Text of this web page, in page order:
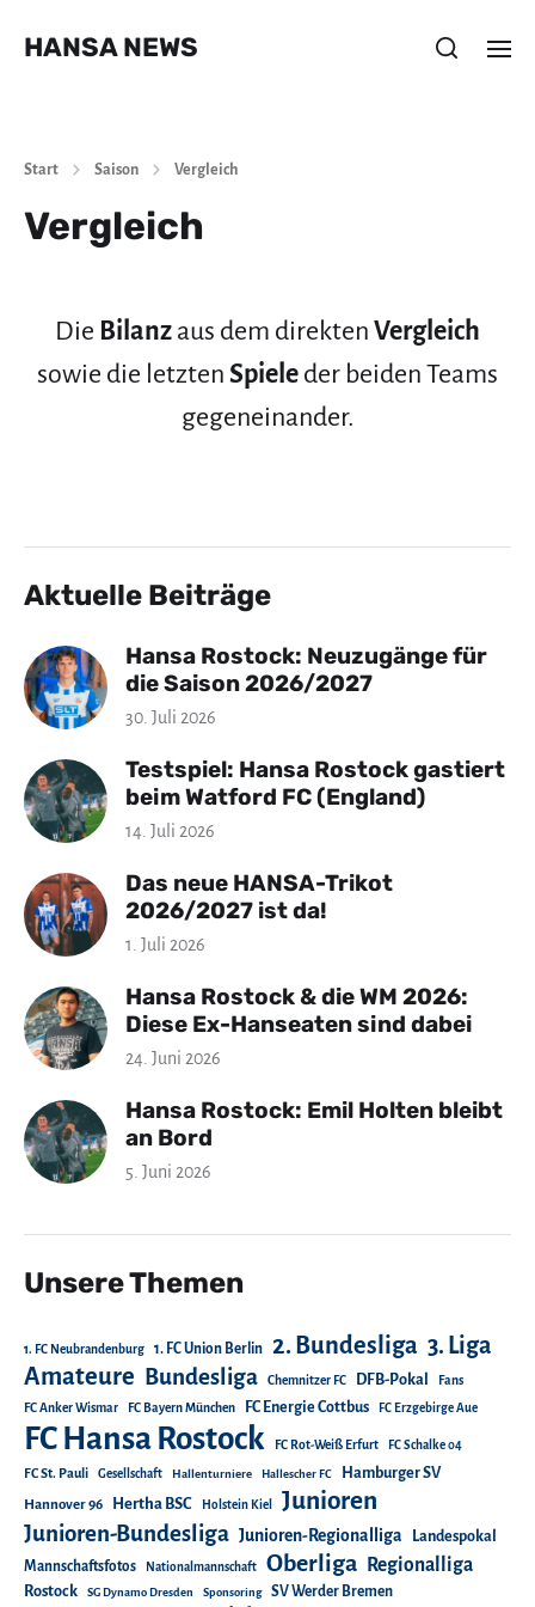
HANSA NEWS
Start Saison Vergleich
Vergleich
Die Bilanz aus dem direkten Vergleich
sowie die letzten Spiele der beiden Teams
gegeneinander.
Aktuelle Beiträge
Hansa Rostock: Neuzugänge für
die Saison 2026/2027
30. Juli 2026
Testspiel: Hansa Rostock gastiert
beim Watford FC (England)
14. Juli 2026
Das neue HANSA-Trikot
2026/2027 ist da!
1. Juli 2026
Hansa Rostock & die WM 2026:
Diese Ex-Hanseaten sind dabei
24. Juni 2026
Hansa Rostock: Emil Holten bleibt
an Bord
5. Juni 2026
Unsere Themen
1. FC Neubrandenburg 1. FC Union Berlin 2. Bundesliga 3. Liga
Amateure Bundesliga Chemnitzer FC DFB-Pokal Fans
FC Anker Wismar FC Bayern München FC Energie Cottbus FC Erzgebirge Aue
FC Hansa Rostock FC Rot-Weiß Erfurt FC Schalke 04
FC St. Pauli Gesellschaft Hallenturniere Hallescher FC Hamburger SV
Hannover 96 Hertha BSC Holstein Kiel Junioren
Junioren-Bundesliga Junioren-Regionalliga
Landespokal
Mannschaftsfotos
Nationalmannschaft Oberliga Regionalliga
Rostock SG Dynamo Dresden Sponsoring SV Werder Bremen